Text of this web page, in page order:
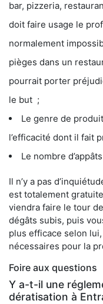
bar, pizzeria,
doit faire usage le
normalement
pièges dans un
pourrait porter
le but ;
Le genre de
l’efficacité dont il fait
Le nombre
Il n’y a pas
est totalement
viendra faire le tour
dégâts subis, puis
plus efficace selon
nécessaires pour la
Foire aux questions
Y a-t-il une
dératisation à